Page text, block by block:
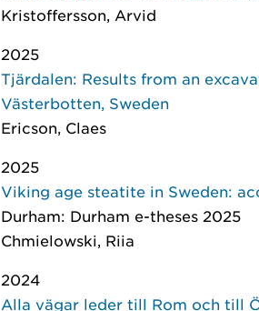
Kristoffersson, Arvid
2025
Tjärdalen: Results from an
Västerbotten, Sweden
Ericson, Claes
2025
Viking age steatite in Sweden:
Durham: Durham e-theses 2025
Chmielowski, Riia
2024
Alla vägar leder till Rom och till